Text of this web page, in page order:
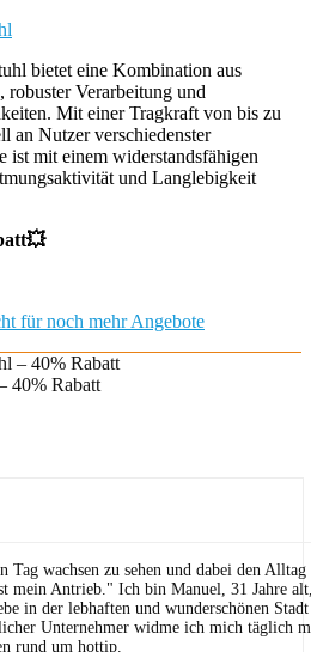
bietet eine Kombination aus
Verarbeitung und
Mit einer Tragkraft von bis zu
an Nutzer verschiedenster
ist mit einem widerstandsfähigen
und Langlebigkeit
für noch mehr Angebote
40% Rabatt
Tag wachsen zu sehen und dabei den
mein Antrieb." Ich bin Manuel, 31 Jahre
in der lebhaften und wunderschönen
Unternehmer widme ich mich täglich
rund um hottip.